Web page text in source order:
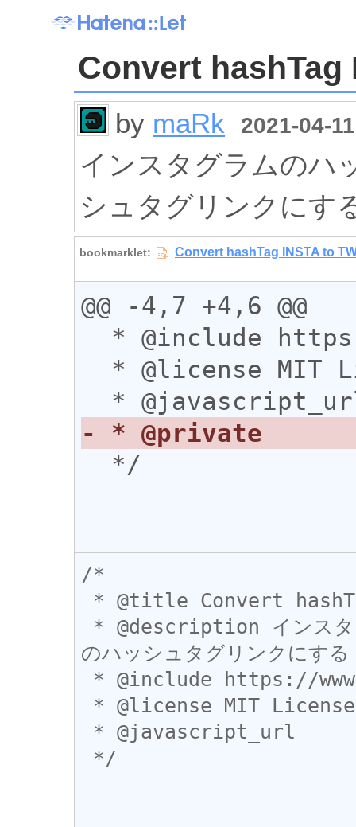
Convert hashTag
by maRk 2021-04-
インスタグラムのハ
シュタグリンクにす
@@ -4,7 +4,6 @@
/*
のハッシュタグリンクにする
*/